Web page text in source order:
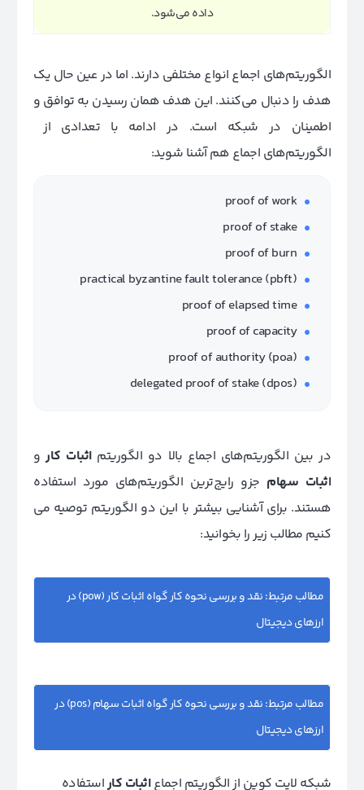
داده می‌شود.
الگوریتم‌های اجماع انواع مختلفی دارند. اما در عین حال یک
هدف را دنبال می‌کنند. این هدف همان رسیدن به توافق و
اطمینان در شبکه است. در ادامه با تعدادی از
الگوریتم‌های اجماع هم آشنا شوید:
proof of work
proof of stake
proof of burn
practical byzantine fault tolerance (pbft)
proof of elapsed time
proof of capacity
proof of authority (poa)
delegated proof of stake (dpos)
در بین الگوریتم‌های اجماع بالا دو الگوریتماثبات کارو
اثبات سهام جزو رایج‌ترین الگوریتم‌های مورد استفاده
هستند. برای آشنایی بیشتر با این دو الگوریتم توصیه می
کنیم مطالب زیر را بخوانید:
مطالب مرتبط:
نقد و بررسی نحوه کار گواه اثبات کار (pow) در
ارزهای دیجیتال
مطالب مرتبط:
نقد و بررسی نحوه کار گواه اثبات سهام (pos) در
ارزهای دیجیتال
شبکه لایت کوین از الگوریتم اجماعاثبات کاراستفاده